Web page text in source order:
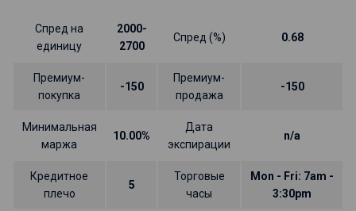
Спред на
единицу
2000-
2700
Спред (%) 0.68
Премиум-
покупка
-150
Премиум-
продажа
-150
Минимальная
маржа
10.00%
Дата
экспирации
n/a
Кредитное
плечо
5
Торговые
часы
Mon - Fri: 7am -
3:30pm